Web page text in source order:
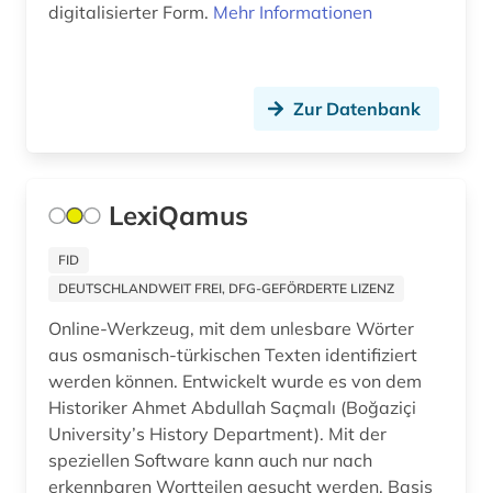
osmanisches reich (8)
politikwissenschaft (1)
quelle (1)
quellenkunde (1)
recht (1)
Suedosteuropa (4)
Ungarn (1)
digitalisierter Form. Mehr Informationen
Zur Datenbank
LexiQamus
FID
DEUTSCHLANDWEIT FREI, DFG-GEFÖRDERTE LIZENZ
Online-Werkzeug, mit dem unlesbare Wörter
aus osmanisch-türkischen Texten identifiziert
werden können. Entwickelt wurde es von dem
Historiker Ahmet Abdullah Saçmalı (Boğaziçi
University’s History Department). Mit der
speziellen Software kann auch nur nach
erkennbaren Wortteilen gesucht werden. Basis